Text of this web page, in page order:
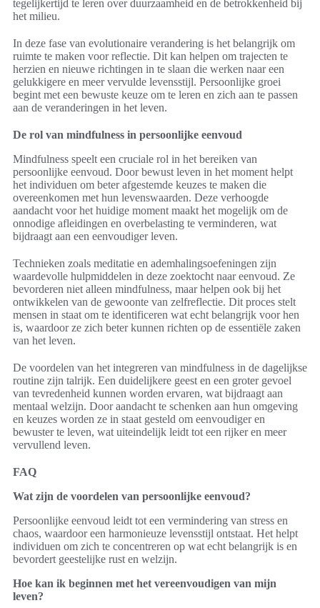
tegelijkertijd te leren over duurzaamheid en de betrokkenheid bij
het milieu.
In deze fase van evolutionaire verandering is het belangrijk om
ruimte te maken voor reflectie. Dit kan helpen om trajecten te
herzien en nieuwe richtingen in te slaan die werken naar een
gelukkigere en meer vervulde levensstijl. Persoonlijke groei
begint met een bewuste keuze om te leren en zich aan te passen
aan de veranderingen in het leven.
De rol van mindfulness in persoonlijke eenvoud
Mindfulness speelt een cruciale rol in het bereiken van
persoonlijke eenvoud. Door bewust leven in het moment helpt
het individuen om beter afgestemde keuzes te maken die
overeenkomen met hun levenswaarden. Deze verhoogde
aandacht voor het huidige moment maakt het mogelijk om de
onnodige afleidingen en overbelasting te verminderen, wat
bijdraagt aan een eenvoudiger leven.
Technieken zoals meditatie en ademhalingsoefeningen zijn
waardevolle hulpmiddelen in deze zoektocht naar eenvoud. Ze
bevorderen niet alleen mindfulness, maar helpen ook bij het
ontwikkelen van de gewoonte van zelfreflectie. Dit proces stelt
mensen in staat om te identificeren wat echt belangrijk voor hen
is, waardoor ze zich beter kunnen richten op de essentiële zaken
van het leven.
De voordelen van het integreren van mindfulness in de dagelijkse
routine zijn talrijk. Een duidelijkere geest en een groter gevoel
van tevredenheid kunnen worden ervaren, wat bijdraagt aan
mentaal welzijn. Door aandacht te schenken aan hun omgeving
en keuzes worden ze in staat gesteld om eenvoudiger en
bewuster te leven, wat uiteindelijk leidt tot een rijker en meer
vervullend leven.
FAQ
Wat zijn de voordelen van persoonlijke eenvoud?
Persoonlijke eenvoud leidt tot een vermindering van stress en
chaos, waardoor een harmonieuze levensstijl ontstaat. Het helpt
individuen om zich te concentreren op wat echt belangrijk is en
bevordert geestelijke rust en welzijn.
Hoe kan ik beginnen met het vereenvoudigen van mijn
leven?